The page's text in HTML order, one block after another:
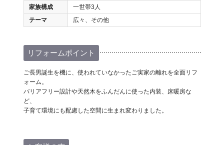
家族構成
一世帯3人
テーマ
広々、その他
リフォームポイント
ご長男誕生を機に、使われていなかったご実家の離れを全面リフ
ォーム。
バリアフリー設計や天然木をふんだんに使った内装、床暖房な
ど、
子育て環境にも配慮した空間に生まれ変わりました。